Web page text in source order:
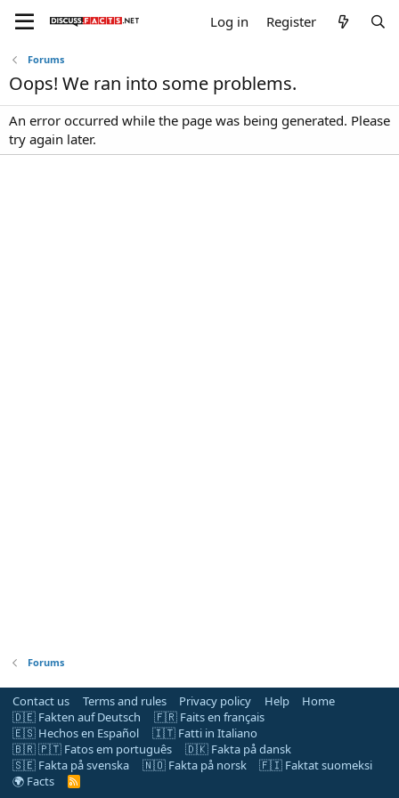
Log in Register
Forums
Oops! We ran into some problems.
An error occurred while the page was being generated. Please
try again later.
Forums
Contact us Terms and rules Privacy policy Help
Home
🇩🇪 Fakten auf Deutsch
🇫🇷 Faits en français
🇪🇸 Hechos en Español
🇮🇹 Fatti in Italiano
🇧🇷 🇵🇹 Fatos em português
🇩🇰 Fakta på dansk
🇸🇪 Fakta på svenska
🇳🇴 Fakta på norsk
🇫🇮 Faktat suomeksi
🌍 Facts
R